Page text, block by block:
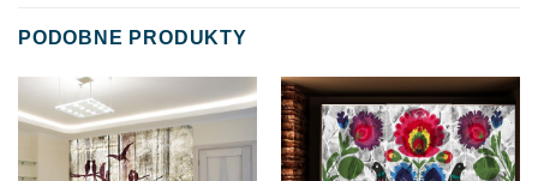
PODOBNE PRODUKTY